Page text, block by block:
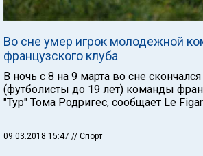
Во сне умер игрок молодежной
французского клуба
В ночь с 8 на 9 марта во сне
(футболисты до 19 лет) команды
"Тур" Тома Родригес, сообщает Le
09.03.2018 15:47 // Спорт